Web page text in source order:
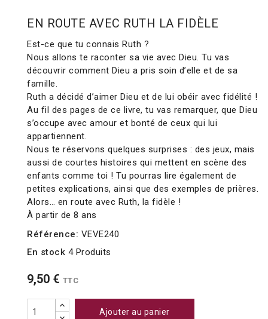
EN ROUTE AVEC RUTH LA FIDÈLE
Est-ce que tu connais Ruth ?
Nous allons te raconter sa vie avec Dieu. Tu vas
découvrir comment Dieu a pris soin d’elle et de sa
famille.
Ruth a décidé d’aimer Dieu et de lui obéir avec fidélité !
Au fil des pages de ce livre, tu vas remarquer, que Dieu
s’occupe avec amour et bonté de ceux qui lui
appartiennent.
Nous te réservons quelques surprises : des jeux, mais
aussi de courtes histoires qui mettent en scène des
enfants comme toi ! Tu pourras lire également de
petites explications, ainsi que des exemples de prières.
Alors… en route avec Ruth, la fidèle !
À partir de 8 ans
Référence: VEVE240
En stock 4 Produits
9,50 € TTC
Ajouter au panier